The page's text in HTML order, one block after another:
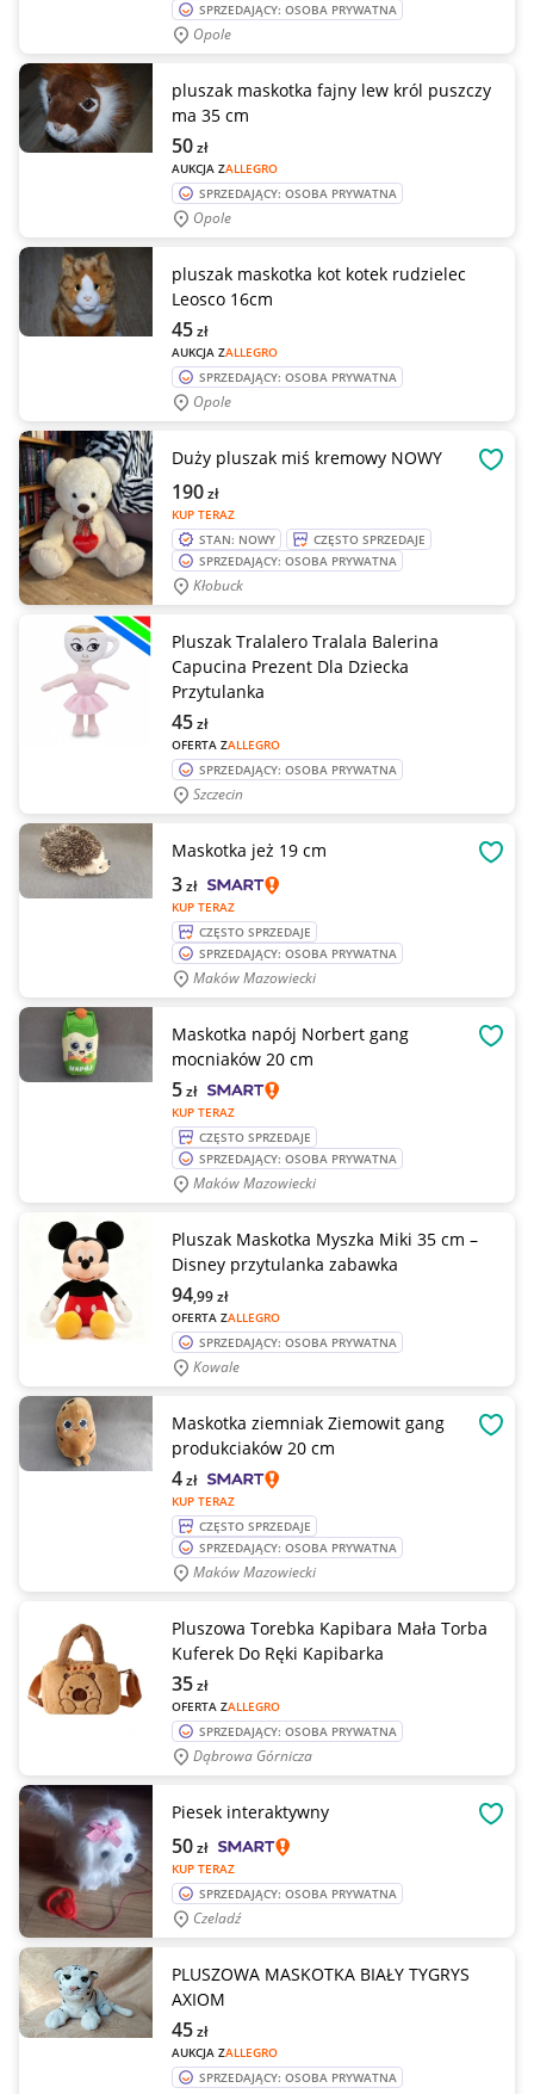
SPRZEDAJĄCY: OSOBA PRYWATNA
Opole
pluszak maskotka fajny lew król puszczy
ma 35 cm
AUKCJA ZALLEGRO
50zł
SPRZEDAJĄCY: OSOBA PRYWATNA
Opole
pluszak maskotka kot kotek rudzielec
Leosco 16cm
AUKCJA ZALLEGRO
45zł
SPRZEDAJĄCY: OSOBA PRYWATNA
Opole
Duży pluszak miś kremowy NOWY
KUP TERAZ
190zł
STAN: NOWY
CZĘSTO SPRZEDAJE
SPRZEDAJĄCY: OSOBA PRYWATNA
Kłobuck
Pluszak Tralalero Tralala Balerina
Capucina Prezent Dla Dziecka
Przytulanka
OFERTA ZALLEGRO
45zł
SPRZEDAJĄCY: OSOBA PRYWATNA
Szczecin
Maskotka jeż 19 cm
KUP TERAZ
3zł
CZĘSTO SPRZEDAJE
SPRZEDAJĄCY: OSOBA PRYWATNA
Maków Mazowiecki
Maskotka napój Norbert gang
mocniaków 20 cm
KUP TERAZ
5zł
CZĘSTO SPRZEDAJE
SPRZEDAJĄCY: OSOBA PRYWATNA
Maków Mazowiecki
Pluszak Maskotka Myszka Miki 35 cm –
Disney przytulanka zabawka
OFERTA ZALLEGRO
94,99zł
SPRZEDAJĄCY: OSOBA PRYWATNA
Kowale
Maskotka ziemniak Ziemowit gang
produkciaków 20 cm
KUP TERAZ
4zł
CZĘSTO SPRZEDAJE
SPRZEDAJĄCY: OSOBA PRYWATNA
Maków Mazowiecki
Pluszowa Torebka Kapibara Mała Torba
Kuferek Do Ręki Kapibarka
OFERTA ZALLEGRO
35zł
SPRZEDAJĄCY: OSOBA PRYWATNA
Dąbrowa Górnicza
Piesek interaktywny
KUP TERAZ
50zł
SPRZEDAJĄCY: OSOBA PRYWATNA
Czeladź
PLUSZOWA MASKOTKA BIAŁY TYGRYS
AXIOM
AUKCJA ZALLEGRO
45zł
SPRZEDAJĄCY: OSOBA PRYWATNA